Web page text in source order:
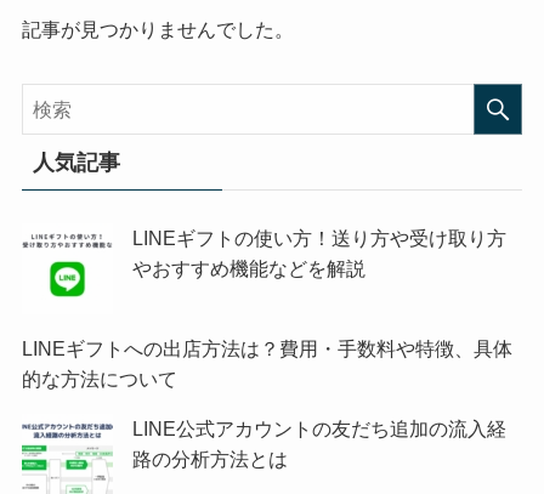
記事が見つかりませんでした。
人気記事
LINEギフトの使い方！送り方や受け取り方
やおすすめ機能などを解説
LINEギフトへの出店方法は？費用・手数料や特徴、具体
的な方法について
LINE公式アカウントの友だち追加の流入経
路の分析方法とは